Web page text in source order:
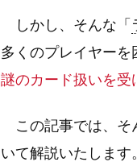
しかし、そんな「
多くのプレイヤー
謎のカード扱いを受
この記事では、そ
いて解説いたします。